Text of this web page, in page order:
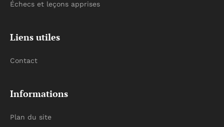
Échecs et leçons apprises
Liens utiles
Contact
Informations
Plan du site